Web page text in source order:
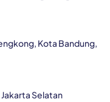
Kota Bandung,
Jakarta Selatan